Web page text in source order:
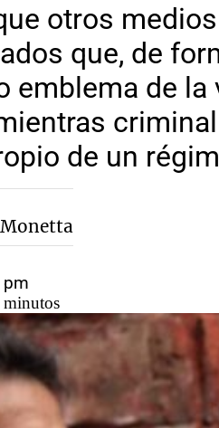
otros
que, de
emblema de
de un
minutos